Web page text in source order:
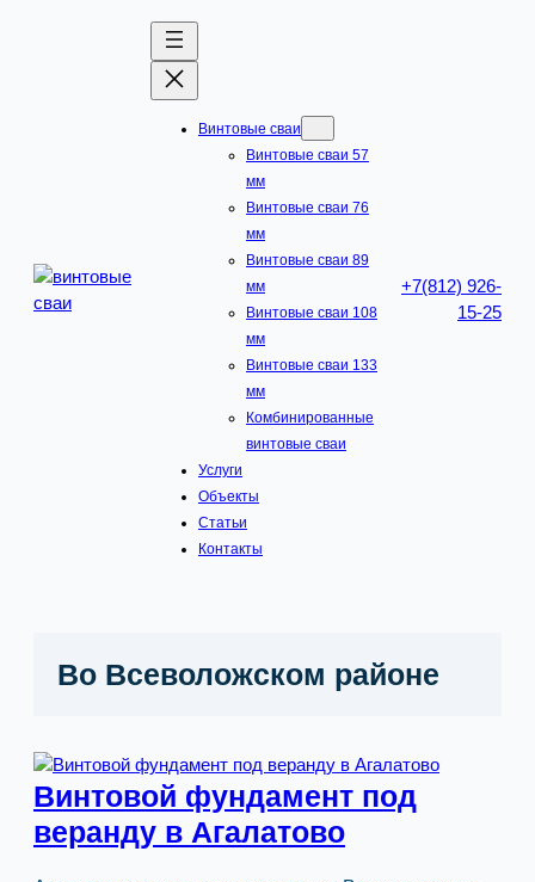
Винтовые сваи
Винтовые сваи 57
мм
Винтовые сваи 76
мм
Винтовые сваи 89
мм
Винтовые сваи 108
мм
Винтовые сваи 133
мм
Комбинированные
винтовые сваи
Услуги
Объекты
Статьи
Контакты
+7(812) 926-
15-25
Во Всеволожском районе
Винтовой фундамент под
веранду в Агалатово